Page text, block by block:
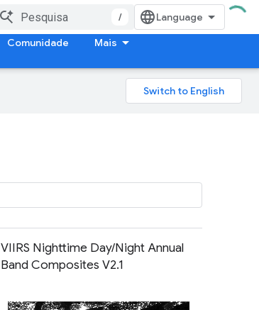
/
Comunidade Mais
VIIRS Nighttime Day/Night Annual
Band Composites V2.1